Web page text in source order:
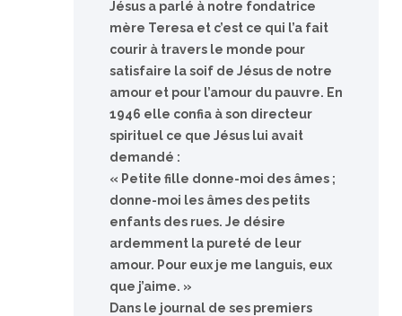
Jésus a parlé à notre fondatrice
mère Teresa et c’est ce qui l’a fait
courir à travers le monde pour
satisfaire la soif de Jésus de notre
amour et pour l’amour du pauvre. En
1946 elle confia à son directeur
spirituel ce que Jésus lui avait
demandé :
« Petite fille donne-moi des âmes ;
donne-moi les âmes des petits
enfants des rues. Je désire
ardemment la pureté de leur
amour. Pour eux je me languis, eux
que j’aime. »
Dans le journal de ses premiers